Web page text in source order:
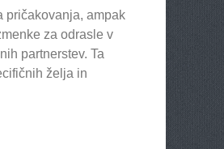
pričakovanja, ampak
za odrasle v
partnerstev. Ta
želja in